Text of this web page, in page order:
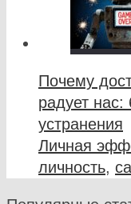
Почему
радует
устранения
Личная
личность,